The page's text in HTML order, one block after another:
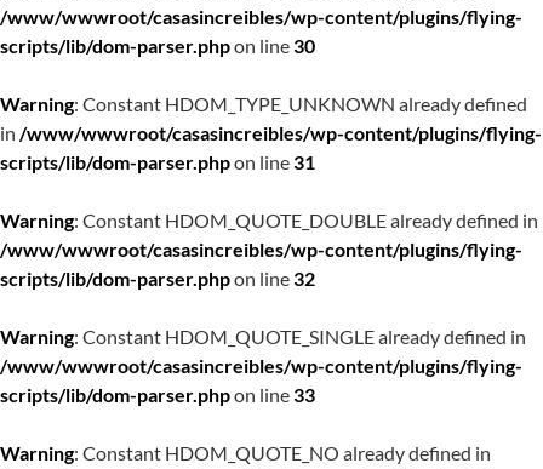
/www/wwwroot/casasincreibles/wp-content/plugins/flying-
scripts/lib/dom-parser.phpon line30
Warning: Constant HDOM_TYPE_UNKNOWN already defined
in /www/wwwroot/casasincreibles/wp-content/plugins/flying-
scripts/lib/dom-parser.phpon line31
Warning: Constant HDOM_QUOTE_DOUBLE already defined in
/www/wwwroot/casasincreibles/wp-content/plugins/flying-
scripts/lib/dom-parser.phpon line32
Warning: Constant HDOM_QUOTE_SINGLE already defined in
/www/wwwroot/casasincreibles/wp-content/plugins/flying-
scripts/lib/dom-parser.phpon line33
Warning: Constant HDOM_QUOTE_NO already defined in